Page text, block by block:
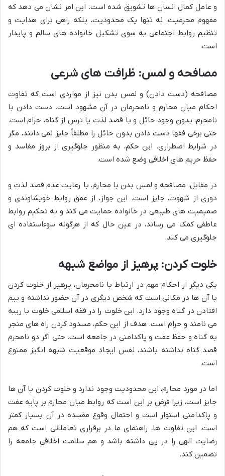
و عامل کمال انسان ها تشویق شده است. این امر نشان می دهد که
مفهوم محرمیت، نه تنها یک محدودیت، بلکه راهی برای هدایت و
تنظیم روابط اجتماعی به سوی تشکیل خانواده های سالم و پایدار
است.
مصافحه و لمس: ظرافت های شرعی
مصافحه (دست دادن) و لمس بدن نیز از مواردی است که تفاوت
احکام میان محارم و نامحرمان در آن مشهود است. دست دادن با
نامحرم، بدون وجود حائل و با قصد لذت یا ترس از گناه، حرام است.
حتی برخی فقها دست دادن بدون حائل را مطلقاً جایز نمی دانند، مگر
در شرایط اضطراری. این حکم، به منظور جلوگیری از بروز مفاسد و
حفظ حریم های اخلاقی وضع شده است.
در مقابل، مصافحه و لمس بدن با محارم، با رعایت عدم قصد لذت و
دوری از شهوت، جایز است. این جواز، از عمق روابط خویشاوندی و
صمیمیت های طبیعی در خانواده حمایت می کند و به تحکیم روابط
عاطفی کمک می رساند، در عین حال که از هرگونه سوءاستفاده ای
جلوگیری می کند.
خلوت کردن: پرهیز از مواضع شبهه
یکی دیگر از احکام مهم در ارتباط با نامحرمان، پرهیز از خلوت کردن
با آن ها در مکانی است که شخص دیگری در آن حضور نداشته و بیم
افتادن در گناه وجود دارد. این خلوت را در فقه اسلامی خلوت با ریبه
می نامند و حرام است. هدف از این حکم، مسدود کردن راه های منجر
به گناه و حفظ عفت و پاکدامنی در جامعه است. حتی اگر دو نامحرم
قصد گناه نداشته باشند، نفس ایجاد موقعیت شبهه انگیز ممنوع
است.
اما در مورد محارم، این محدودیت وجود ندارد و خلوت کردن با آن ها
جایز است، زیرا فرض بر این است که روابط میان محارم بر پایه عفت
و پاکدامنی استوار است و احتمال وقوع مفسده در آن بسیار کمتر
است. این تفاوت ها، راهنمای ما در برقراری تعاملاتی است که هم
رضایت الهی را در پی داشته باشد و هم سلامت اخلاقی جامعه را
تضمین کند.